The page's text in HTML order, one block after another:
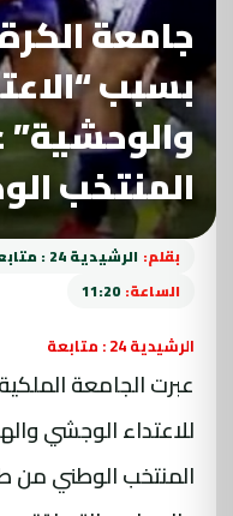
جامعة
بسبب
والوحشية”
المنتخب
بقلم: الرشيدية 24 : متابعة
الساعة: 11:20
الرشيدية 24 : متابعة
عبرت الجامعة
للاعتداء الوجشي
المنتخب الوطني من